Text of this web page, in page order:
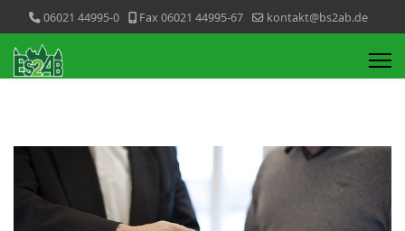
06021 44995-0 Fax 06021 44995-67 kontakt@bs2ab.de